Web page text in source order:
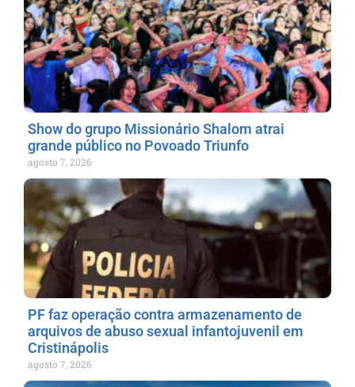
Show do grupo Missionário Shalom atrai
grande público no Povoado Triunfo
agosto 7, 2026
PF faz operação contra armazenamento de
arquivos de abuso sexual infantojuvenil em
Cristinápolis
agosto 7, 2026